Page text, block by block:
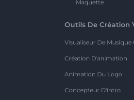
Maquette
Outils De Création
Visualiseur De Musique
Création D'animation
Animation Du Logo
Concepteur D'intro